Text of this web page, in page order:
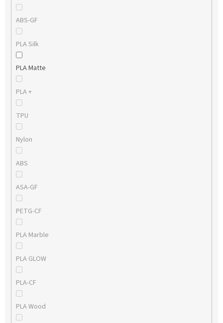
ABS-GF
PLA Silk
PLA Matte
PLA +
TPU
Nylon
ABS
ASA-GF
PETG-CF
PLA Marble
PLA GLOW
PLA-CF
PLA Wood